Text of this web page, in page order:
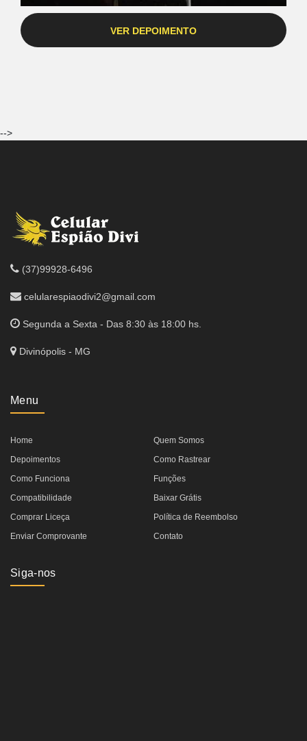
VER DEPOIMENTO
-->
(37)99928-6496
celularespiaodivi2@gmail.com
Segunda a Sexta - Das 8:30 às 18:00 hs.
Divinópolis - MG
Menu
Home
Quem Somos
Depoimentos
Como Rastrear
Como Funciona
Funções
Compatibilidade
Baixar Grátis
Comprar Liceça
Política de Reembolso
Enviar Comprovante
Contato
Siga-nos